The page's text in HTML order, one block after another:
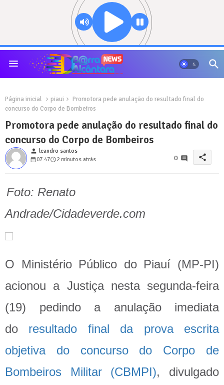
Página inicial piaui
Promotora pede anulação do resultado final do
concurso do Corpo de Bombeiros
Promotora pede anulação do resultado final do
concurso do Corpo de Bombeiros
person leandro santos
07:47
2 minutos atrás 0 share
Foto: Renato
Andrade/Cidadeverde.com
O Ministério Público do Piauí (MP-PI)
acionou a Justiça nesta segunda-feira
(19) pedindo a anulação imediata
do resultado final da prova escrita
objetiva do concurso do Corpo de
Bombeiros Militar (CBMPI), divulgado